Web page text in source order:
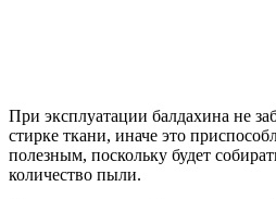
При эксплуатации балдахина не
стирке ткани, иначе это
полезным, поскольку будет
количество пыли.